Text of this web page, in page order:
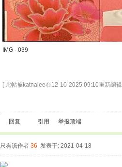
IMG - 039
[ 此帖被katnalee在12-10-2025 09:10重新编
回复 引用 举报顶端
只看该作者 36 发表于: 2021-04-18